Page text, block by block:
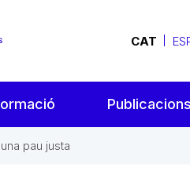
CAT
Publicacions
pau justa